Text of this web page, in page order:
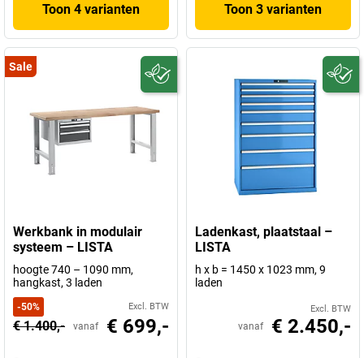
Toon 4 varianten Toon 3 varianten
Sale
Werkbank in modulair
systeem – LISTA
hoogte 740 – 1090 mm,
hangkast, 3 laden
-50% Excl. BTW
€ 1.400,- vanaf € 699,-
Ladenkast, plaatstaal –
LISTA
h x b = 1450 x 1023 mm, 9
laden
Excl. BTW
vanaf € 2.450,-